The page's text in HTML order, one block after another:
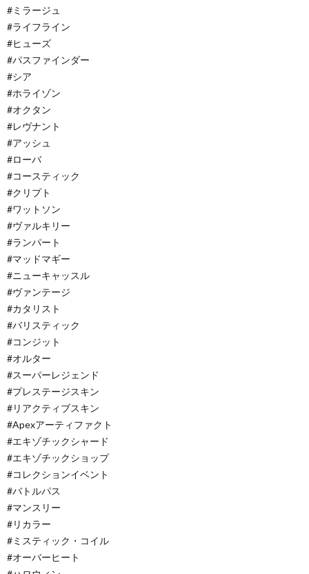
#ミラージュ
#ライフライン
#ヒューズ
#パスファインダー
#シア
#ホライゾン
#オクタン
#レヴナント
#アッシュ
#ローバ
#コースティック
#クリプト
#ワットソン
#ヴァルキリー
#ランパート
#マッドマギー
#ニューキャッスル
#ヴァンテージ
#カタリスト
#バリスティック
#コンジット
#オルター
#スーパーレジェンド
#プレステージスキン
#リアクティブスキン
#Apexアーティファクト
#エキゾチックシャード
#エキゾチックショップ
#コレクションイベント
#バトルパス
#マンスリー
#リカラー
#ミスティック・コイル
#オーバーヒート